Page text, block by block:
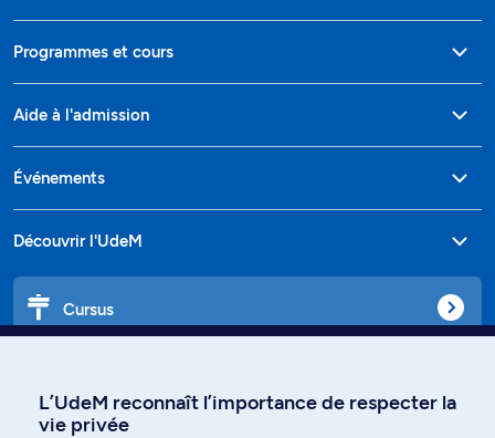
Programmes et cours
Aide à l'admission
Événements
Découvrir l'UdeM
Cursus
L’UdeM reconnaît l’importance de respecter la
vie privée